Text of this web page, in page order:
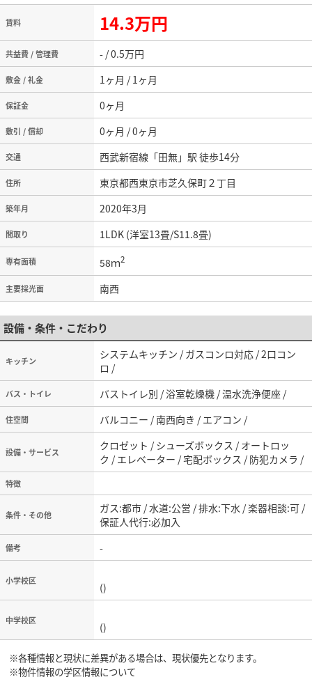
賃料 14.3万円
共益費 / 管理費 - / 0.5万円
敷金 / 礼金 1ヶ月 / 1ヶ月
保証金 0ヶ月
敷引 / 償却 0ヶ月 / 0ヶ月
交通 西武新宿線「田無」駅 徒歩14分
住所 東京都西東京市芝久保町２丁目
築年月 2020年3月
間取り 1LDK (洋室13畳/S11.8畳)
専有面積 58ｍ2
主要採光面 南西
設備・条件・こだわり
キッチン
システムキッチン / ガスコンロ対応 / 2口コン
ロ /
バス・トイレ バストイレ別 / 浴室乾燥機 / 温水洗浄便座 /
住空間 バルコニー / 南西向き / エアコン /
設備・サービス
クロゼット / シューズボックス / オートロッ
ク / エレベーター / 宅配ボックス / 防犯カメラ /
特徴
条件・その他
ガス:都市 / 水道:公営 / 排水:下水 / 楽器相談:可 /
保証人代行:必加入
備考 -
小学校区 ()
中学校区 ()
※各種情報と現状に差異がある場合は、現状優先となります。
※物件情報の学区情報について